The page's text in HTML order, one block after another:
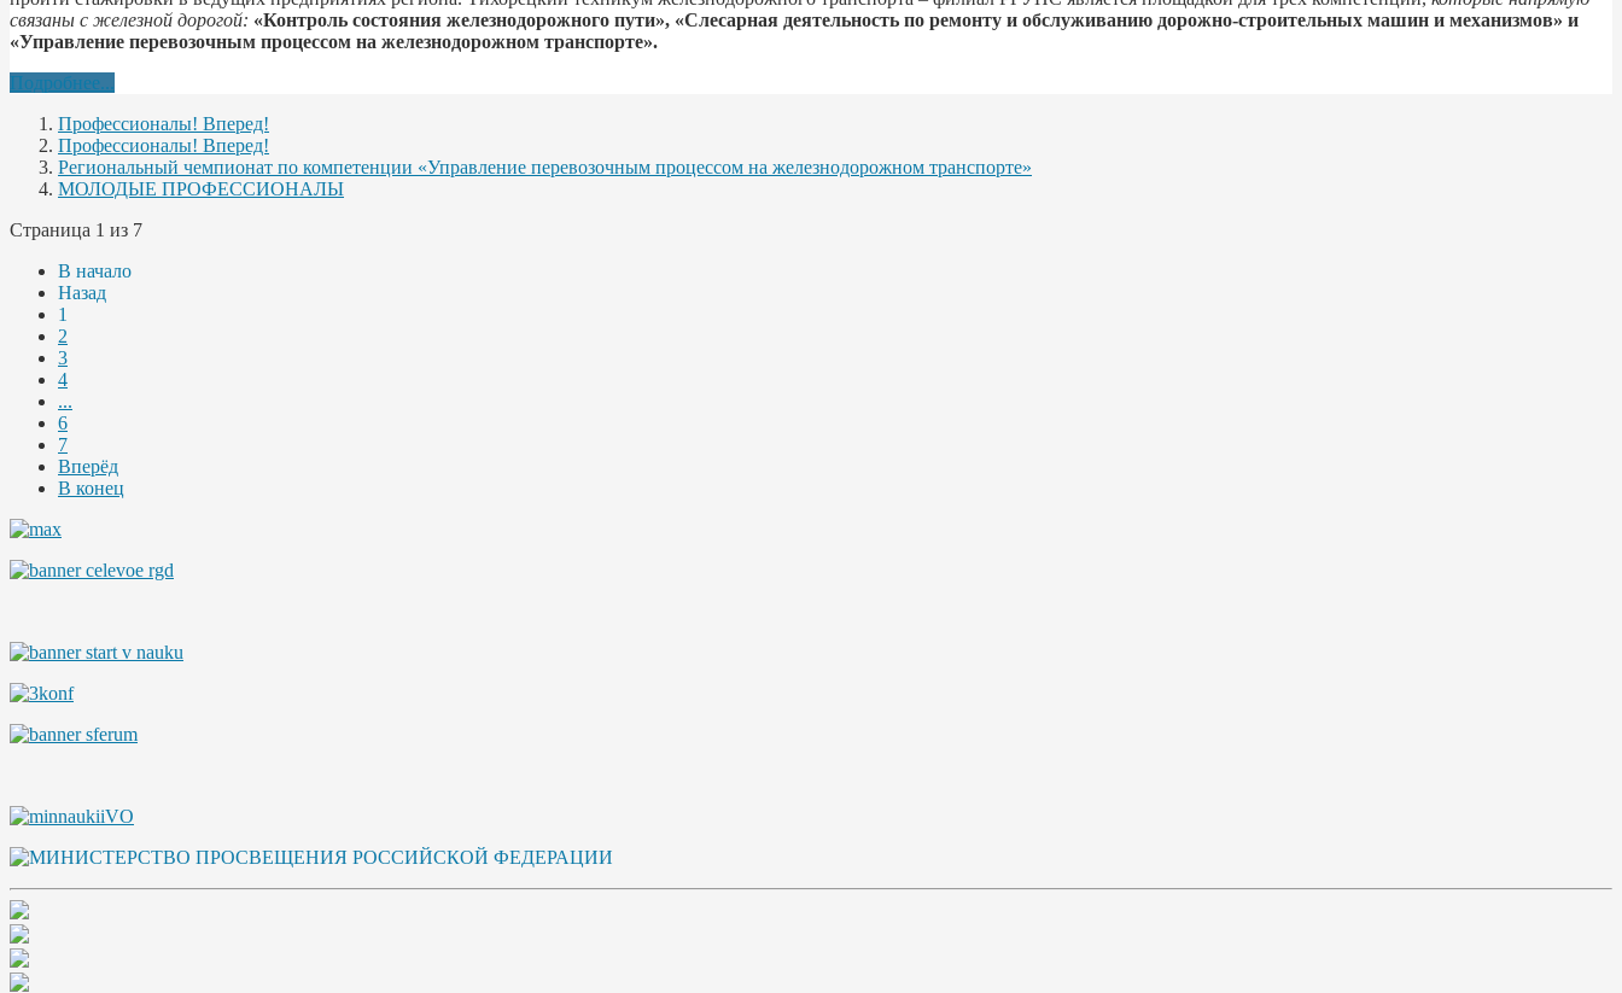
связаны с железной дорогой: «Контроль состояния железнодорожного пути», «Слесарная деятельность по ремонту и обслуживанию дорожно-строительных машин и механизмов» и
«Управление перевозочным процессом на железнодорожном транспорте».
Подробнее...
Профессионалы! Вперед!
Профессионалы! Вперед!
Региональный чемпионат по компетенции «Управление перевозочным процессом на железнодорожном транспорте»
МОЛОДЫЕ ПРОФЕССИОНАЛЫ
Страница 1 из 7
В начало
Назад
1
2
3
4
...
6
7
Вперёд
В конец